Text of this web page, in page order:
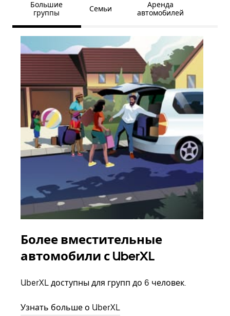
Большие
группы
Семьи
Аренда
автомобилей
Более вместительные
автомобили с UberXL
UberXL доступны для групп до 6 человек.
Узнать больше о UberXL